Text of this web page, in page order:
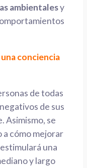
ambientalesy
conciencia
de todas
de sus
Asimismo, se
cómo mejorar
una
y largo